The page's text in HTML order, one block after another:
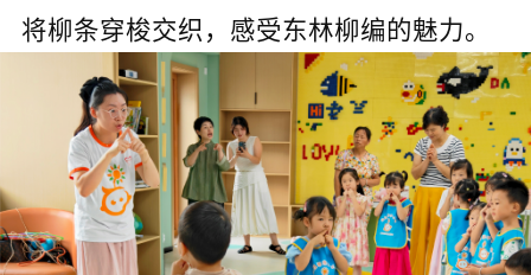
将柳条穿梭交织，感受东林柳编的魅力。